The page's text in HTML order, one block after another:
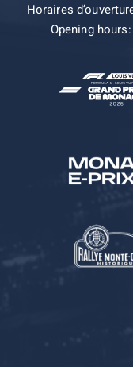
Horaires
Opening